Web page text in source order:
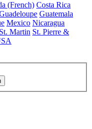
(French) Costa Rica
Guatemala
Mexico Nicaragua
St. Martin St. Pierre &